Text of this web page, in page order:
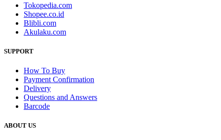
Tokopedia.com
Shopee.co.id
Blibli.com
Akulaku.com
SUPPORT
How To Buy
Payment Confirmation
Delivery
Questions and Answers
Barcode
ABOUT US